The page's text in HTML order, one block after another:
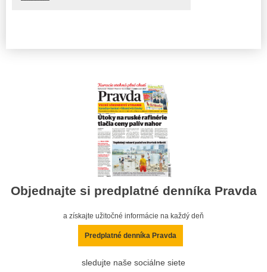
Objednajte si predplatné denníka Pravda
a získajte užitočné informácie na každý deň
Predplatné denníka Pravda
sledujte naše sociálne siete